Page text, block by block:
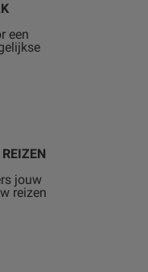
een
jouw
reizen